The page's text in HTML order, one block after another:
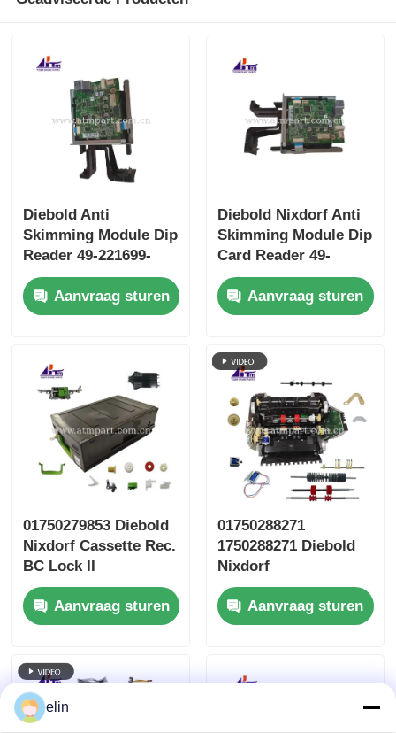
Diebold Anti
Skimming Module Dip
Reader 49-221699-
000B 49221699000B
Aanvraag sturen
Diebold Nixdorf Anti
Skimming Module Dip
Card Reader 49-
221699-000F
49221699000F
Aanvraag sturen
01750279853 Diebold
Nixdorf Cassette Rec.
BC Lock II
Geldautomaat
Reserveonderdelen
Aanvraag sturen
01750288271
1750288271 Diebold
Nixdorf
Aanvraag sturen
elin